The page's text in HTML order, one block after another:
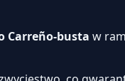
Carreño-busta w